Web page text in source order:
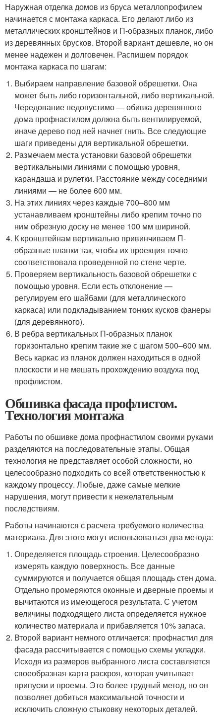
Наружная отделка домов из бруса металлопрофилем
начинается с монтажа каркаса. Его делают либо из
металлических кронштейнов и П-образных планок, либо
из деревянных брусков. Второй вариант дешевле, но он
менее надежен и долговечен. Распишем порядок
монтажа каркаса по шагам:
Выбираем направление базовой обрешетки. Она
может быть либо горизонтальной, либо вертикальной.
Чередование недопустимо — обивка деревянного
дома профнастилом должна быть вентилируемой,
иначе дерево под ней начнет гнить. Все следующие
шаги приведены для вертикальной обрешетки.
Размечаем места установки базовой обрешетки
вертикальными линиями с помощью уровня,
карандаша и рулетки. Расстояние между соседними
линиями — не более 600 мм.
На этих линиях через каждые 700–800 мм
устанавливаем кронштейны либо крепим точно по
ним обрезную доску не менее 100 мм шириной.
К кронштейнам вертикально привинчиваем П-
образные планки так, чтобы их проекция точно
соответствовала проведенной по стене черте.
Проверяем вертикальность базовой обрешетки с
помощью уровня. Если есть отклонение —
регулируем его шайбами (для металлического
каркаса) или подкладыванием тонких кусков фанеры
(для деревянного).
В ребра вертикальных П-образных планок
горизонтально крепим такие же с шагом 500–600 мм.
Весь каркас из планок должен находиться в одной
плоскости и не мешать прохождению воздуха под
профлистом.
Обшивка фасада профлистом.
Технология монтажа
Работы по обшивке дома профнастилом своими руками
разделяются на последовательные этапы. Общая
технология не представляет особой сложности, но
целесообразно подходить со всей ответственностью к
каждому процессу. Любые, даже самые мелкие
нарушения, могут привести к нежелательным
последствиям.
Работы начинаются с расчета требуемого количества
материала. Для этого могут использоваться два метода:
Определяется площадь строения. Целесообразно
измерять каждую поверхность. Все данные
суммируются и получается общая площадь стен дома.
Отдельно промеряются оконные и дверные проемы и
вычитаются из имеющегося результата. С учетом
величины подходящего листа определяется нужное
количество материала и прибавляется 10% запаса.
Второй вариант немного отличается: профнастил для
фасада рассчитывается с помощью схемы укладки.
Исходя из размеров выбранного листа составляется
своеобразная карта раскроя, которая учитывает
припуски и проемы. Это более трудный метод, но он
позволяет добиться максимальной точности и
исключить сложную стыковку некоторых деталей.